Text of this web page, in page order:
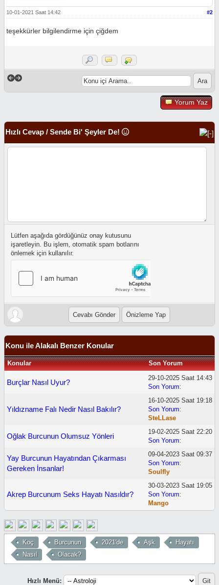
#2
10-01-2021 Saat 14:42
teşekkürler bilgilendirme için çiğdem
Yorum Yaz
Hızlı Cevap / Sende Bi' Şeyler De!
Lütfen aşağıda gördüğünüz onay kutusunu
işaretleyin. Bu işlem, otomatik spam botlarını
önlemek için kullanılır.
Konu ile Alakalı Benzer Konular
Konular Son Yorum
Burçlar Nasıl Uyur?
29-10-2025 Saat 14:43
Son Yorum:
Yıldızname Falı Nedir Nasıl Bakılır?
16-10-2025 Saat 19:18
Son Yorum:
SteLLase
Oğlak Burcunun Olumsuz Yönleri
19-02-2025 Saat 22:20
Son Yorum:
Yay Burcunun Hayatından Çıkarması
Gereken İnsanlar!
09-04-2023 Saat 09:37
Son Yorum:
Soulfly
Akrep Burcunum Seks Hayatı Nasıldır?
30-03-2023 Saat 19:05
Son Yorum:
Mango
Koç Burcunun 2021'de Aşk
Hayatı
Nasıl
Olacak?
Hızlı Menü: